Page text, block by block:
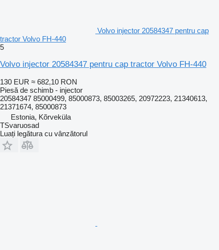
Volvo injector 20584347 pentru cap
tractor Volvo FH-440
5
Volvo injector 20584347 pentru cap tractor Volvo FH-440
130 EUR ≈ 682,10 RON
Piesă de schimb - injector
20584347 85000499, 85000873, 85003265, 20972223, 21340613,
21371674, 85000873
Estonia, Kõrveküla
TSvaruosad
Luați legătura cu vânzătorul